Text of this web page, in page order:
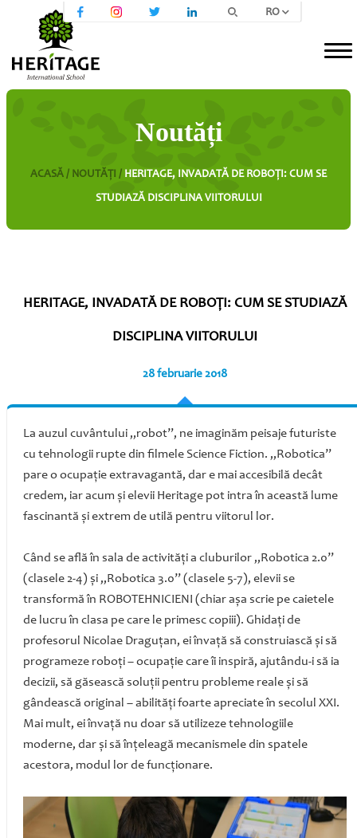
RO
Noutăți
ACASĂ / NOUTĂȚI / HERITAGE, INVADATĂ DE ROBOŢI: CUM SE
STUDIAZĂ DISCIPLINA VIITORULUI
HERITAGE, INVADATĂ DE ROBOŢI: CUM SE STUDIAZĂ
DISCIPLINA VIITORULUI
28 februarie 2018
La auzul cuvântului „robot”, ne imaginăm peisaje futuriste
cu tehnologii rupte din filmele Science Fiction. „Robotica”
pare o ocupaţie extravagantă, dar e mai accesibilă decât
credem, iar acum şi elevii Heritage pot intra în această lume
fascinantă şi extrem de utilă pentru viitorul lor.
Când se află în sala de activităţi a cluburilor „Robotica 2.0”
(clasele 2-4) şi „Robotica 3.0” (clasele 5-7), elevii se
transformă în ROBOTEHNICIENI (chiar aşa scrie pe caietele
de lucru în clasa pe care le primesc copiii). Ghidaţi de
profesorul Nicolae Draguţan, ei învaţă să construiască şi să
programeze roboţi – ocupaţie care îi inspiră, ajutându-i să ia
decizii, să găsească soluţii pentru probleme reale şi să
gândească original – abilităţi foarte apreciate în secolul XXI.
Mai mult, ei învaţă nu doar să utilizeze tehnologiile
moderne, dar şi să înţeleagă mecanismele din spatele
acestora, modul lor de funcţionare.